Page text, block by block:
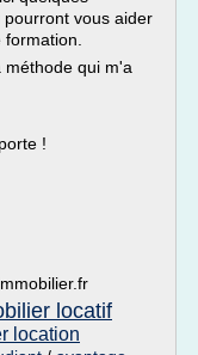
vous aider
méthode qui m'a
!
locatif
location